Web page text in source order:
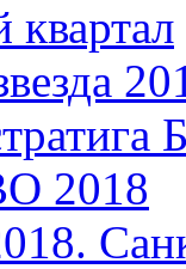
квартал
2018